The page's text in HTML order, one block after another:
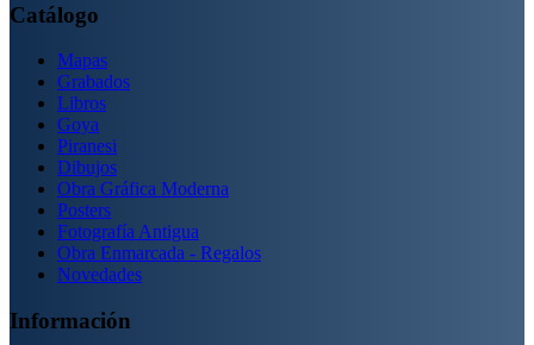
Catálogo
Mapas
Grabados
Libros
Goya
Piranesi
Dibujos
Obra Gráfica Moderna
Posters
Fotografía Antigua
Obra Enmarcada - Regalos
Novedades
Información